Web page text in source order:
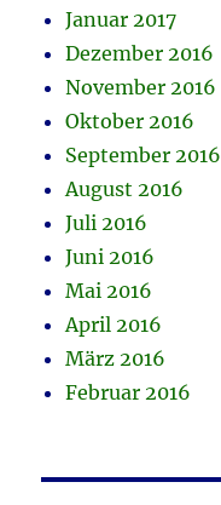
Januar 2017
Dezember 2016
November 2016
Oktober 2016
September 2016
August 2016
Juli 2016
Juni 2016
Mai 2016
April 2016
März 2016
Februar 2016